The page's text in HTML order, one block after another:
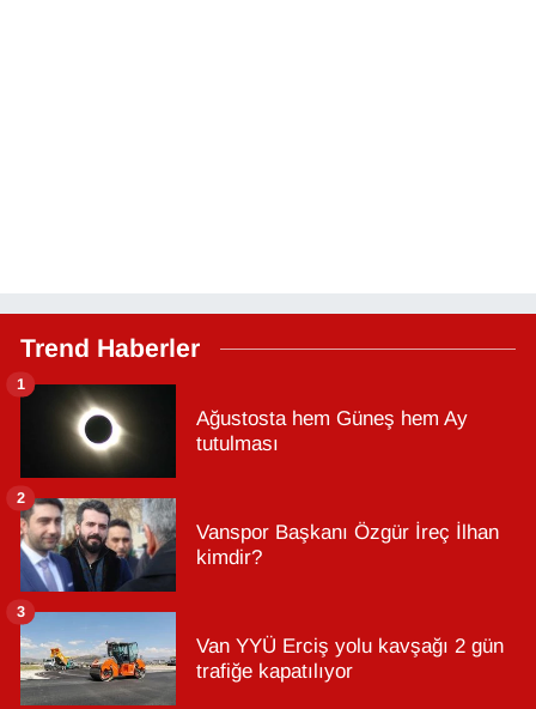
Trend Haberler
Ağustosta hem Güneş hem Ay
tutulması
1
Vanspor Başkanı Özgür İreç İlhan
kimdir?
2
Van YYÜ Erciş yolu kavşağı 2 gün
trafiğe kapatılıyor
3